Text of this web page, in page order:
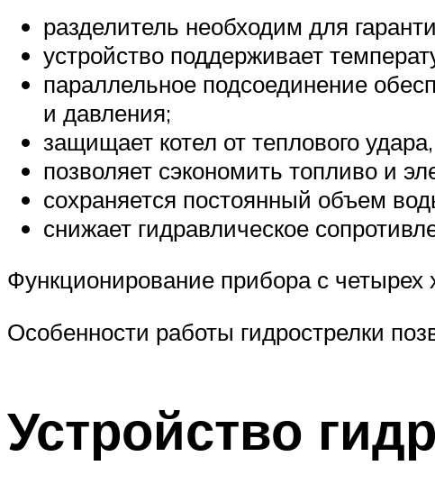
разделитель необходим для
устройство поддерживает
параллельное подсоединение
и давления;
защищает котел от теплового
позволяет сэкономить топливо и
сохраняется постоянный объем
снижает гидравлическое
Функционирование прибора с
Особенности работы гидрострелки
Устройство